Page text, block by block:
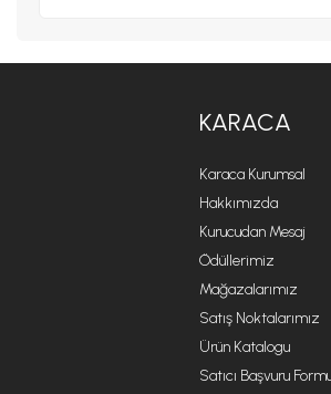
KARACA
Karaca Kurumsal
Hakkımızda
Kurucudan Mesaj
Ödüllerimiz
Mağazalarımız
Satış Noktalarımız
Ürün Katalogu
Satıcı Başvuru